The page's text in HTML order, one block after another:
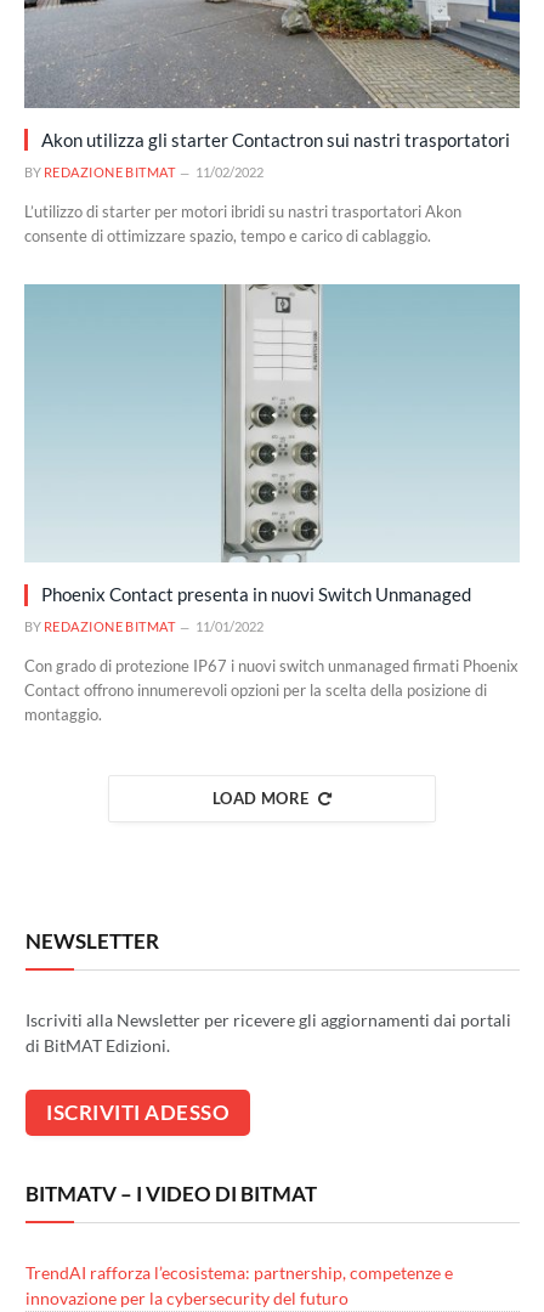
Akon utilizza gli starter Contactron sui nastri trasportatori
BY REDAZIONE BITMAT 11/02/2022
L’utilizzo di starter per motori ibridi su nastri trasportatori Akon
consente di ottimizzare spazio, tempo e carico di cablaggio.
Phoenix Contact presenta in nuovi Switch Unmanaged
BY REDAZIONE BITMAT 11/01/2022
Con grado di protezione IP67 i nuovi switch unmanaged firmati Phoenix
Contact offrono innumerevoli opzioni per la scelta della posizione di
montaggio.
LOAD MORE
NEWSLETTER
Iscriviti alla Newsletter per ricevere gli aggiornamenti dai portali
di BitMAT Edizioni.
BITMATV – I VIDEO DI BITMAT
TrendAI rafforza l’ecosistema: partnership, competenze e
innovazione per la cybersecurity del futuro